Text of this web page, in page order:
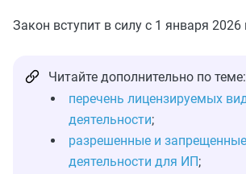
Закон вступит в силу с 1 января 2026
Читайте дополнительно по теме:
перечень лицензируемых
деятельности;
разрешенные и
деятельности для ИП;